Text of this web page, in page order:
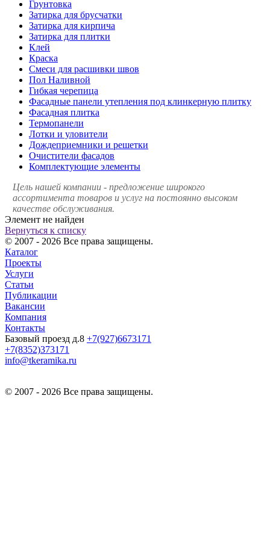
Грунтовка
Затирка для брусчатки
Затирка для кирпича
Затирка для плитки
Клей
Краска
Смеси для расшивки швов
Пол Наливной
Гибкая черепица
Фасадные панели утепления под клинкерную плитку
Фасадная плитка
Термопанели
Лотки и уловители
Дождеприемники и решетки
Очистители фасадов
Комплектующие элементы
Цель нашей компании - предложение широкого
ассортимента товаров и услуг на постоянно высоком
качестве обслуживания.
Элемент не найден
Вернуться к списку
© 2007 - 2026 Все права защищены.
Каталог
Проекты
Услуги
Статьи
Публикации
Вакансии
Компания
Контакты
Базовый проезд д.8 +7(927)6673171
+7(8352)373171
info@tkeramika.ru
© 2007 - 2026 Все права защищены.